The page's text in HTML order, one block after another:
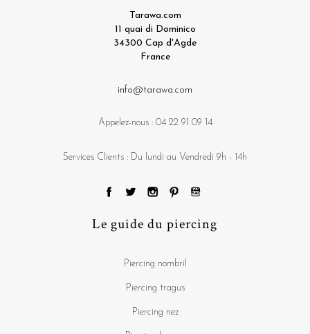
Tarawa.com
11 quai di Dominico
34300 Cap d'Agde
France
info@tarawa.com
Appelez-nous : 04 22 91 09 14
Services Clients : Du lundi au Vendredi 9h - 14h
Le guide du piercing
Piercing nombril
Piercing tragus
Piercing nez